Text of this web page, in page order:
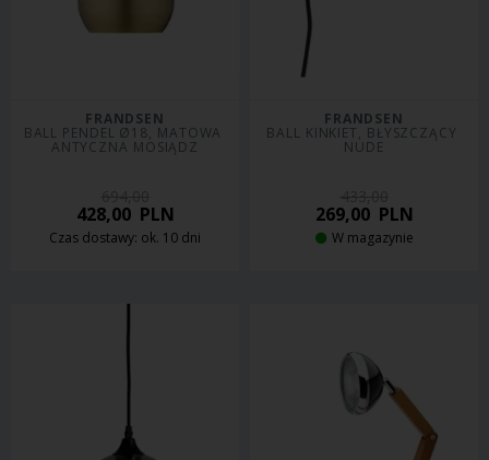
FRANDSEN
BALL PENDEL Ø18, MATOWA
ANTYCZNA MOSIĄDZ
428,00PLN
Czas dostawy: ok. 10 dni
FRANDSEN
BALL KINKIET, BŁYSZCZĄCY
NUDE
269,00PLN
W magazynie